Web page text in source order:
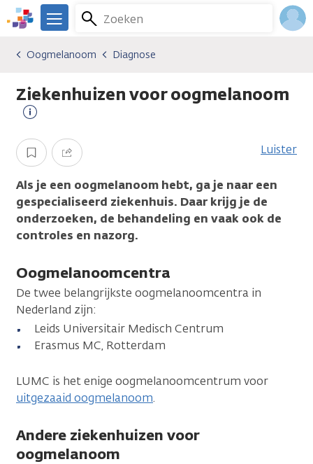
Overslaan
en
gaan
We
er
je.
Kanker.nl
Zoeken
Menu
Kankersoorten
Oogmelanoom
Diagnose
Oogmelanoom Diagnose
Ziekenhuizen voor oogmelanoom
informatie
Opslaan Delen Luister
Als je een oogmelanoom hebt, ga je naar een
gespecialiseerd ziekenhuis. Daar krijg je de
onderzoeken, de behandeling en vaak ook de
controles en nazorg.
Oogmelanoomcentra
De twee belangrijkste oogmelanoomcentra in
Nederland zijn:
Leids Universitair Medisch Centrum
Erasmus MC, Rotterdam
LUMC is het enige oogmelanoomcentrum voor
uitgezaaid oogmelanoom.
Andere ziekenhuizen voor
oogmelanoom